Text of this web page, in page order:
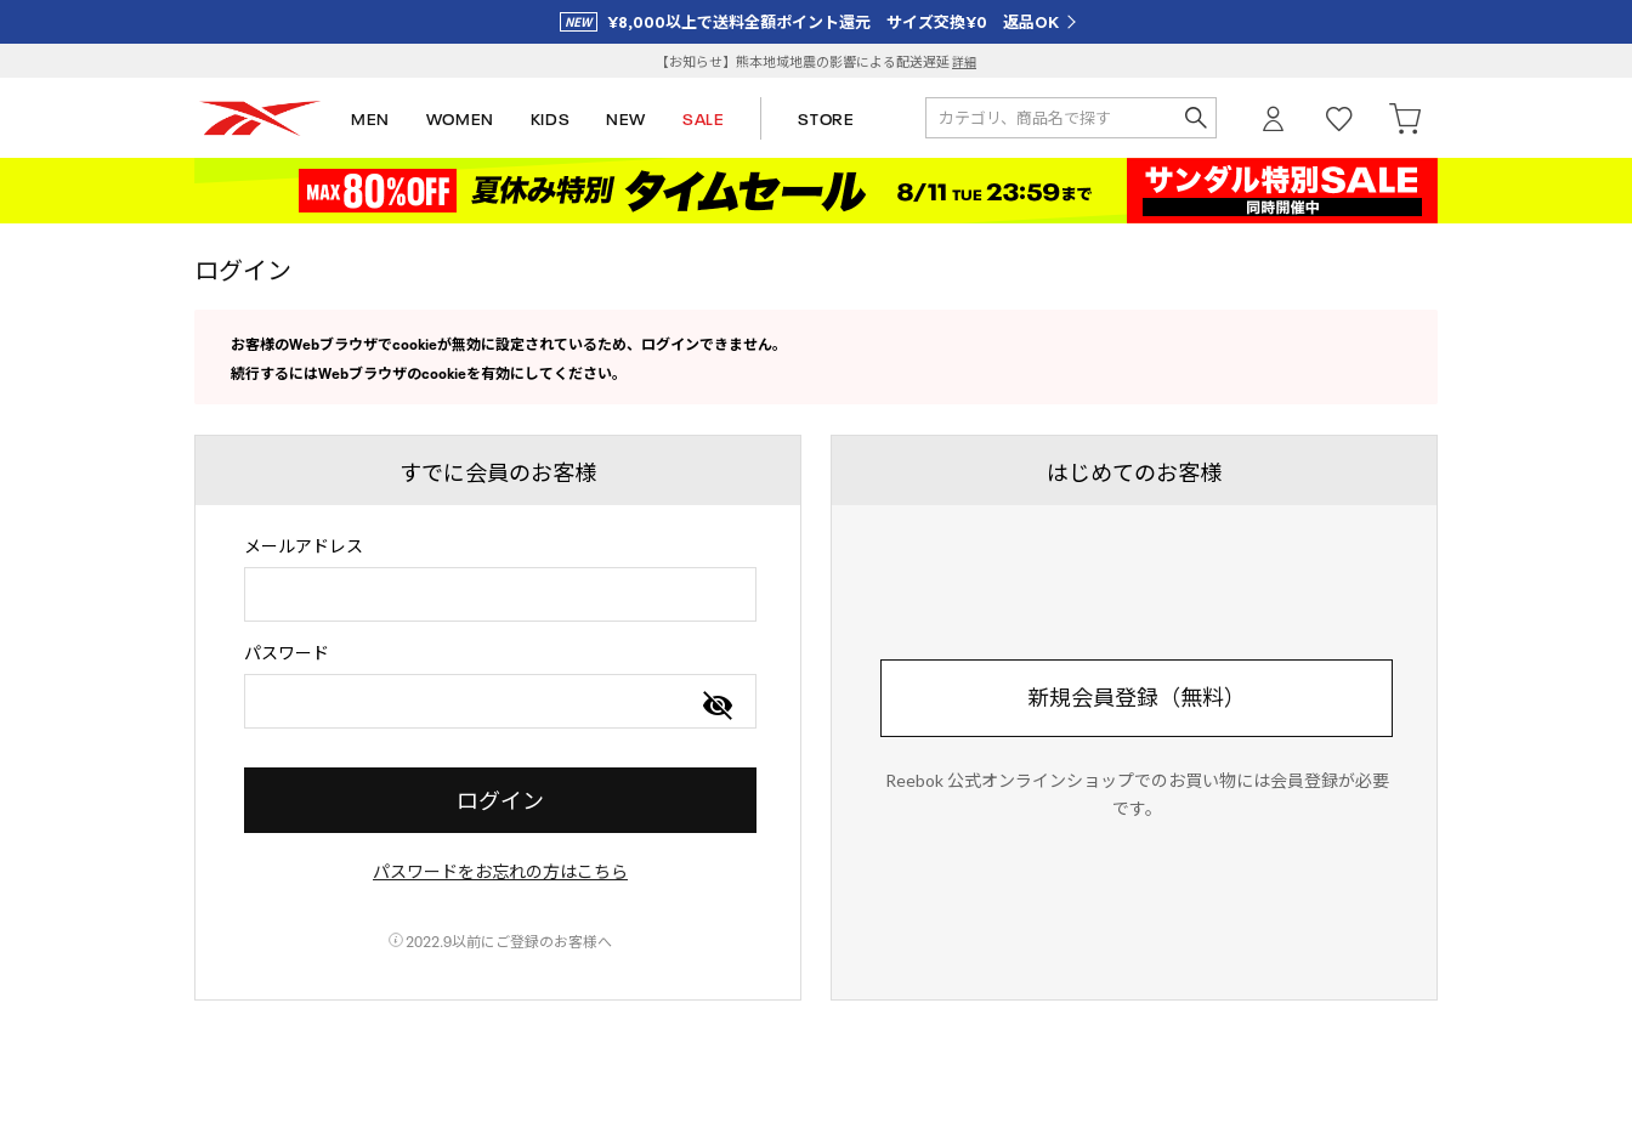
¥8,000以上で送料全額ポイント還元 サイズ交換¥0 返品OK
【お知らせ】熊本地域地震の影響による配送遅延詳細
MEN WOMEN KIDS NEW SALE STORE
ログイン
お客様のWebブラウザでcookieが無効に設定されているため、ログインできません。
続行するにはWebブラウザのcookieを有効にしてください。
すでに会員のお客様
メールアドレス
パスワード
ログイン
パスワードをお忘れの方はこちら
2022.9以前にご登録のお客様へ
はじめてのお客様
新規会員登録（無料）
Reebok 公式オンラインショップでのお買い物には会員登録が必要
です。